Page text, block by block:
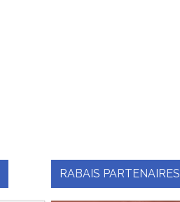
RABAIS PARTENAIRES